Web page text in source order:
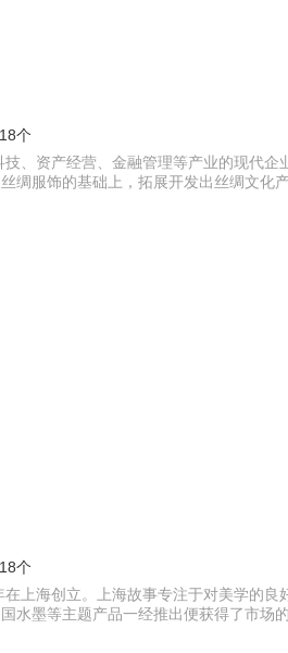
个
、资产经营、金融管理等产业的现代
绸服饰的基础上，拓展开发出丝绸文化
个
上海创立。上海故事专注于对美学的
水墨等主题产品一经推出便获得了市场的